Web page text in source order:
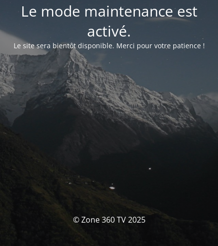
Le mode maintenance est
activé.
Le site sera bientôt disponible. Merci pour votre patience !
© Zone 360 TV 2025